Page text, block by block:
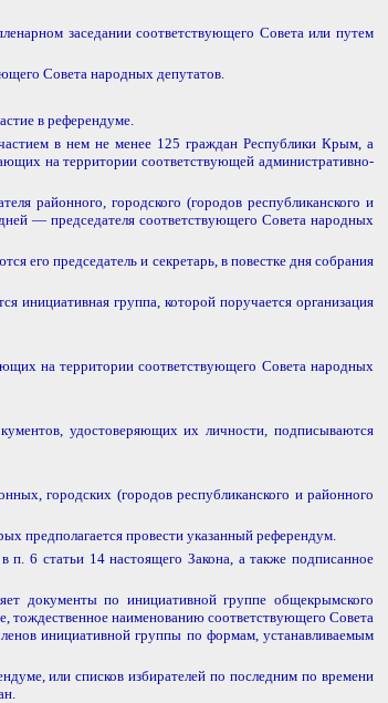
заседании соответствующего Совета или путем
Совета народных депутатов.
в референдуме.
в нем не менее 125 граждан Республики Крым, а
на территории соответствующей административно-
районного, городского (городов республиканского и
— председателя соответствующего Совета народных
его председатель и секретарь, в повестке дня собрания
инициативная группа, которой поручается организация
на территории соответствующего Совета народных
удостоверяющих их личности, подписываются
городских (городов республиканского и районного
предполагается провести указанный референдум.
п. 6 статьи 14 настоящего Закона, а также подписанное
документы по инициативной группе общекрымского
наименованию соответствующего Совета
инициативной группы по формам, устанавливаемым
или списков избирателей по последним по времени